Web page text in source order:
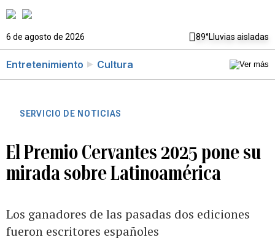
6 de agosto de 2026 89°Lluvias aisladas
Entretenimiento Cultura
SERVICIO DE NOTICIAS
El Premio Cervantes 2025 pone su
mirada sobre Latinoamérica
Los ganadores de las pasadas dos ediciones
fueron escritores españoles